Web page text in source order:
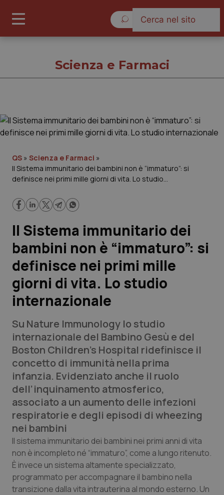
Governo e Parlamento
Regioni e Asl
Lavoro e Professioni
Scienza e Farmaci
Studi e Analisi
Lettere al direttore
Edizioni Regionali
QS Pro
Professionisti Sanitari.AI
Abruzzo
Basilicata
Calabria
Campania
QS Pro Gold
Artrite & artrosi
Asma & BPCO
Car-T
QS Club Newsletter
Scienza e Farmaci
QS » Scienza e Farmaci »
Il Sistema immunitario dei bambini non è “immaturo”: si
definisce nei primi mille giorni di vita. Lo studio
Il Sistema immunitario dei
bambini non è “immaturo”: si
definisce nei primi mille
giorni di vita. Lo studio
internazionale
Su Nature Immunology lo studio
internazionale del Bambino Gesù e del
Boston Children’s Hospital ridefinisce il
concetto di immunità nella prima
infanzia. Evidenziato anche il ruolo
dell’inquinamento atmosferico,
associato a un aumento delle infezioni
respiratorie e degli episodi di wheezing
nei bambini
Il sistema immunitario dei bambini nei primi anni di vita
non è incompleto né “immaturo”, come a lungo ritenuto.
È invece un sistema altamente specializzato,
programmato per accompagnare il bambino nella
transizione dalla vita intrauterina al mondo esterno. Un